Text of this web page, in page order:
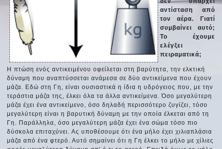
αντίσταση από
τον αέρα. Γιατί
συμβαίνει αυτό;
Το έχουμε
ελέγξει
πειραματικά;
Η πτώση ενός αντικειμένου οφείλεται στη βαρύτητα, την ελκτική
δύναμη που αναπτύσσεται ανάμεσα σε δύο αντικείμενα που έχουν
μάζα. Εδώ στη Γη, είναι ουσιαστικά η ίδια η υδρόγειος που, με την
τεράστια μάζα της, έλκει όλα τα άλλα αντικείμενα. Όσο μεγαλύτερη
μάζα έχει ένα αντικείμενο, όσο δηλαδή περισσότερο ζυγίζει, τόσο
μεγαλύτερη είναι η βαρυτική δύναμη με την οποία έλκεται από τη
Γη. Παράλληλα, όσο μεγαλύτερη μάζα έχει ένα σώμα τόσο πιο
δύσκολα επιταχύνει. Ας υποθέσουμε ότι ένα μήλο έχει χιλιαπλάσια
μάζα από ένα φτερό. Αυτό σημαίνει ότι η Γη έλκει το μήλο με χίλιες